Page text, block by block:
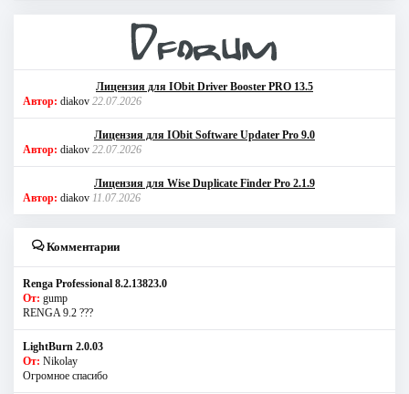
Лицензия для IObit Driver Booster PRO 13.5
Автор: diakov 22.07.2026
Лицензия для IObit Software Updater Pro 9.0
Автор: diakov 22.07.2026
Лицензия для Wise Duplicate Finder Pro 2.1.9
Автор: diakov 11.07.2026
Комментарии
Renga Professional 8.2.13823.0
От: gump
RENGA 9.2 ???
LightBurn 2.0.03
От: Nikolay
Огромное спасибо